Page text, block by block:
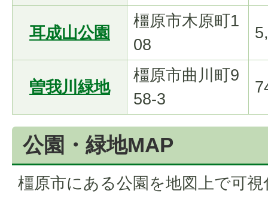
耳成山公園
橿原市木原町1
08
曽我川緑地
橿原市曲川町9
58-3
公園・緑地MAP
橿原市にある公園を地図上で可